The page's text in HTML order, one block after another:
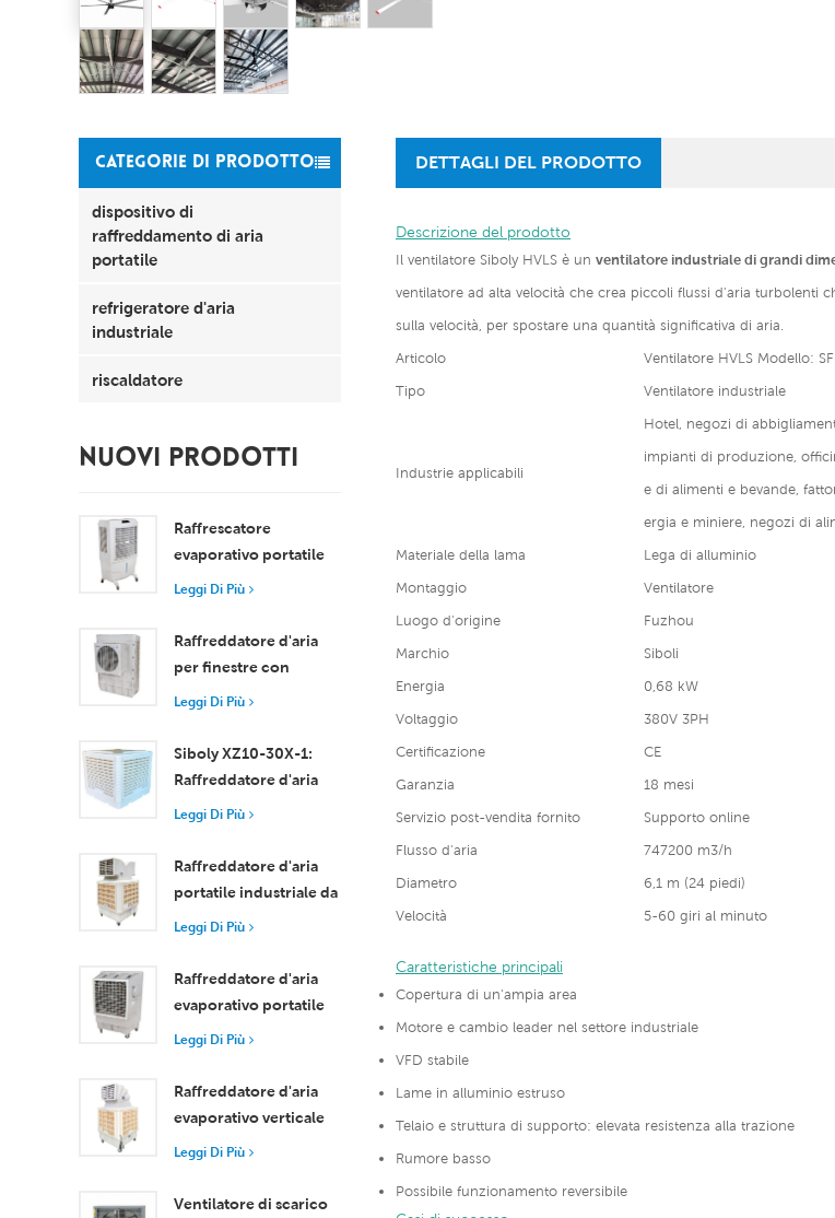
CATEGORIE DI PRODOTTO
dispositivo di
raffreddamento di aria
portatile
refrigeratore d'aria
industriale
riscaldatore
NUOVI PRODOTTI
Raffrescatore
evaporativo portatile
da 8000 m³/h con
modello XZ13-080
Leggi Di Più
Raffreddatore d'aria
per finestre con
motore assiale
Raffreddamento
efficiente per stanze di
dimensioni
Leggi Di Più
Siboly XZ10-30X-1:
Raffreddatore d'aria
evaporativo industriale
Leggi Di Più
Raffreddatore d'aria
portatile industriale da
18000 m³/h con
raffreddamento di
grandi spazi
Leggi Di Più
Raffreddatore d'aria
evaporativo portatile
ad alta efficienza da
telecomando
Leggi Di Più
Raffreddatore d'aria
evaporativo verticale
con ruote e
d'aria 18000 m³/h
Leggi Di Più
Ventilatore di scarico
DETTAGLI DEL PRODOTTO
Descrizione del prodotto
Il ventilatore Siboly HVLS è un ventilatore industriale di grandi
ventilatore ad alta velocità che crea piccoli flussi d'aria turbolenti
sulla velocità, per spostare una quantità significativa di aria.
Articolo
Ventilatore HVLS Modello:
Tipo
Ventilatore industriale
Industrie applicabili
Hotel, negozi di
impianti di produzione,
e di alimenti e bevande,
ergia e miniere, negozi di
Materiale della lama
Lega di alluminio
Montaggio
Ventilatore
Luogo d'origine
Fuzhou
Marchio
Siboli
Energia
0,68 kW
Voltaggio
380V 3PH
Certificazione
CE
Garanzia
18 mesi
Servizio post-vendita fornito
Supporto online
Flusso d'aria
747200 m3/h
Diametro
6,1 m (24 piedi)
Velocità
5-60 giri al minuto
Caratteristiche principali
Copertura di un'ampia area
Motore e cambio leader nel settore industriale
VFD stabile
Lame in alluminio estruso
Telaio e struttura di supporto: elevata resistenza alla trazione
Rumore basso
Possibile funzionamento reversibile